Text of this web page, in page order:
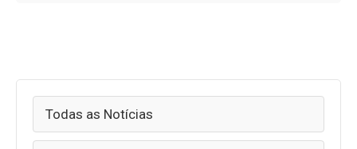
Todas as Notícias